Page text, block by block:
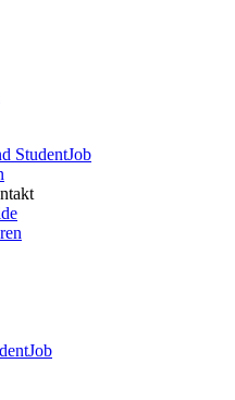
StudentJob